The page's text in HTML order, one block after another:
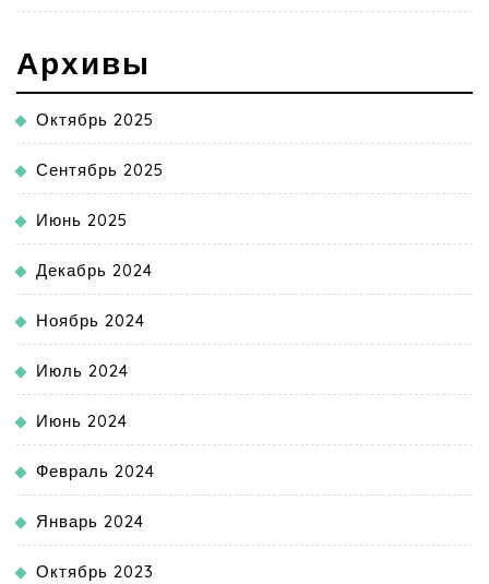
Архивы
Октябрь 2025
Сентябрь 2025
Июнь 2025
Декабрь 2024
Ноябрь 2024
Июль 2024
Июнь 2024
Февраль 2024
Январь 2024
Октябрь 2023